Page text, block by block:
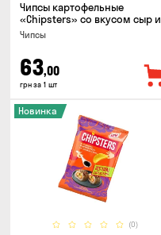
Чипсы картофельные
«Chipsters» со вкусом сыр и
лук, 95г
Чипсы
63,00
грн за 1 шт
(0)
Новинка